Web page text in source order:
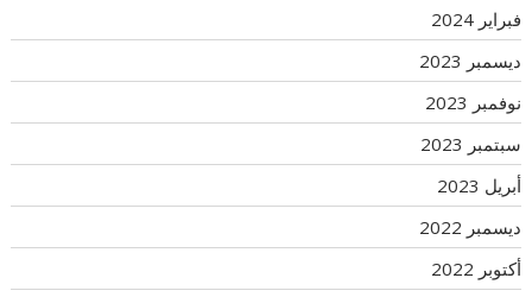
فبراير 2024
ديسمبر 2023
نوفمبر 2023
سبتمبر 2023
أبريل 2023
ديسمبر 2022
أكتوبر 2022